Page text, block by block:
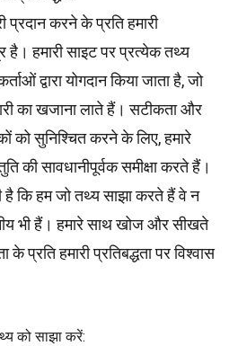
करने के प्रति हमारी
है। हमारी साइट पर प्रत्येक तथ्य
द्वारा योगदान किया जाता है, जो
का खजाना लाते हैं। सटीकता और
को सुनिश्चित करने के लिए, हमारे
की सावधानीपूर्वक समीक्षा करते हैं।
है कि हम जो तथ्य साझा करते हैं वे न
भी हैं। हमारे साथ खोज और सीखते
प्रति हमारी प्रतिबद्धता पर विश्वास
को साझा करें: